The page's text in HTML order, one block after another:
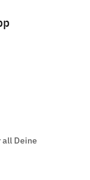
all Deine